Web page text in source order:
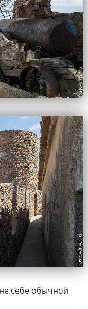
себе обычной